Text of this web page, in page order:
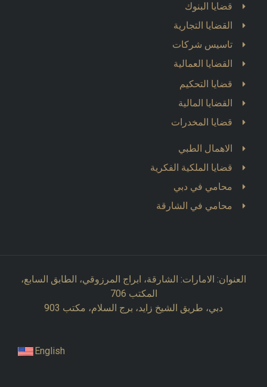
قضايا البنوك
القضايا التجارية
تاسيس شركات
القضايا العمالية
قضايا التحكيم
القضايا المالية
قضايا المخدرات
الاهمال الطبي
قضايا الملكية الفكرية
محامي في دبي
محامي في الشارقة
العنوان: الامارات: الشارقة، ابراج المرزوقي، الطابق السابع،
المكتب 706
دبي، طريق الشيخ زايد، برج السلام، مكتب 903
English